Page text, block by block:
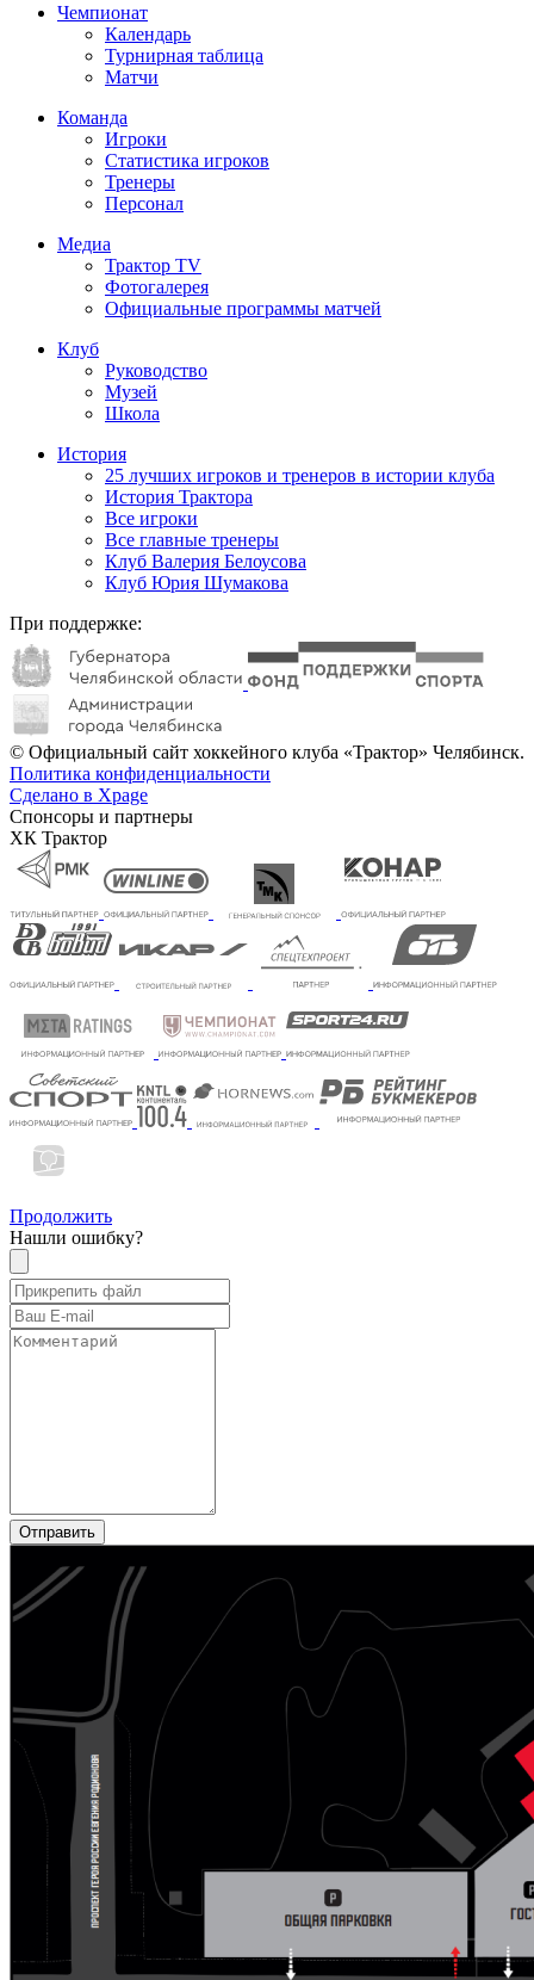
Чемпионат
Календарь
Турнирная таблица
Матчи
Команда
Игроки
Статистика игроков
Тренеры
Персонал
Медиа
Трактор TV
Фотогалерея
Официальные программы матчей
Клуб
Руководство
Музей
Школа
История
25 лучших игроков и тренеров в истории клуба
История Трактора
Все игроки
Все главные тренеры
Клуб Валерия Белоусова
Клуб Юрия Шумакова
При поддержке:
© Официальный сайт хоккейного клуба «Трактор» Челябинск.
Политика конфиденциальности
Сделано в Xpage
Спонсоры и партнеры
ХК Трактор
Продолжить
Нашли ошибку?